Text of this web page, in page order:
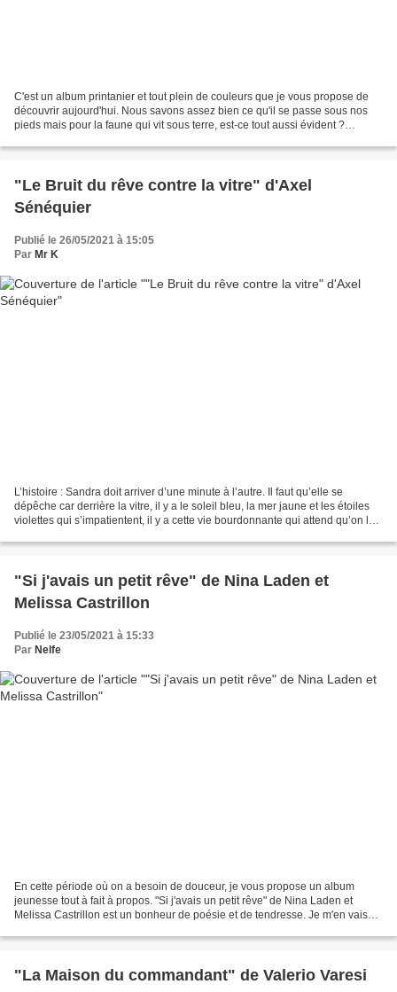
C'est un album printanier et tout plein de couleurs que je vous propose de
découvrir aujourd'hui. Nous savons assez bien ce qu'il se passe sous nos
pieds mais pour la faune qui vit sous terre, est-ce tout aussi évident ?
"Le Bruit du rêve contre la vitre" d'Axel
Sénéquier
Publié le 26/05/2021 à 15:05
Par Mr K
L’histoire : Sandra doit arriver d’une minute à l’autre. Il faut qu’elle se
dépêche car derrière la vitre, il y a le soleil bleu, la mer jaune et les étoiles
violettes qui s’impatientent, il y a cette vie bourdonnante qui attend qu’on la
"Si j'avais un petit rêve" de Nina Laden et
Melissa Castrillon
Publié le 23/05/2021 à 15:33
Par Nelfe
En cette période où on a besoin de douceur, je vous propose un album
jeunesse tout à fait à propos. "Si j'avais un petit rêve" de Nina Laden et
Melissa Castrillon est un bonheur de poésie et de tendresse. Je m'en vais
"La Maison du commandant" de Valerio Varesi